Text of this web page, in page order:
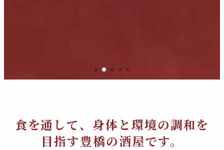
食を通して、身体と環境の調和を
目指す豊橋の酒屋です。